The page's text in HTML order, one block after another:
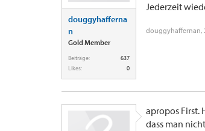
douggyhafferna
n
Gold Member
Beiträge:
637
Likes:
0
Jederzeit
douggyhaffernan,
apropos First.
dass man